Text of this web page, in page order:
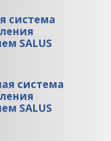
система
SALUS
система
SALUS